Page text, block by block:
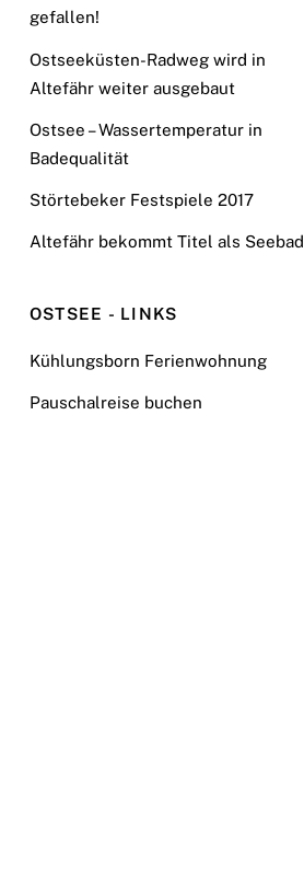
gefallen!
Ostseeküsten-Radweg wird in
Altefähr weiter ausgebaut
Ostsee – Wassertemperatur in
Badequalität
Störtebeker Festspiele 2017
Altefähr bekommt Titel als Seebad
OSTSEE - LINKS
Kühlungsborn Ferienwohnung
Pauschalreise buchen